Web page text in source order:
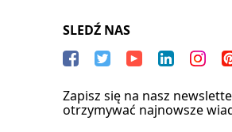
SLEDŹ NAS
Zapisz się na nasz
otrzymywać najnowsze